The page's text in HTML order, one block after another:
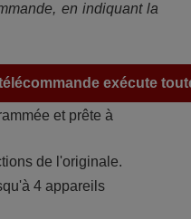
en indiquant la
exécute
et prête à
de l'originale.
4 appareils